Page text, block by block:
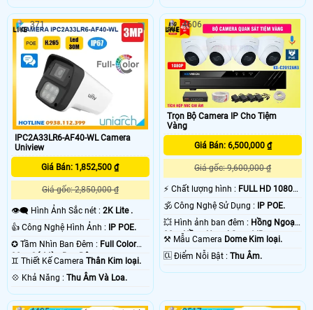
IPC2A33LR6-AF40-WL Camera
Uniview
Giá Bán: 1,852,500 ₫
Giá gốc: 2,850,000 ₫
👁️‍🗨 Hình Ảnh Sắc nét : 2K Lite .
👍 Công Nghệ Hình Ảnh :
IP POE.
✪ Tầm Nhìn Ban Đêm : Full Color
30m Có Màu Ban Ðêm.
♊ Thiết Kế Camera Thân Kim loại.
️💠 Khả Năng : Thu Âm Và Loa.
371
Trọn Bộ Camera IP Cho Tiệm
Vàng
Giá Bán: 6,500,000 ₫
Giá gốc: 9,600,000 ₫
️⚡ Chất lượng hình : FULL HD 1080P
🕉️ Công Nghệ Sử Dụng : IP POE.
💥 Hình ảnh ban đêm : Hồng Ngoại
30m Hồng Ngoại Smart IR.
⚒ Mẫu Camera Dome Kim loại.
️🆑 Điểm Nỗi Bật :Thu Âm.
4606